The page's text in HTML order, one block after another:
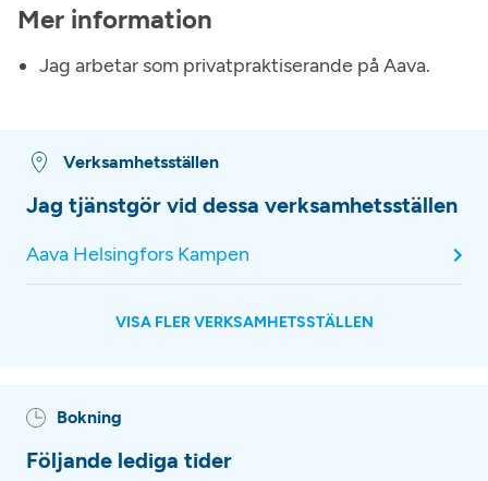
Mer information
Jag arbetar som privatpraktiserande på Aava.
Verksamhetsställen
Jag tjänstgör vid dessa verksamhetsställen
Aava Helsingfors Kampen
VISA FLER VERKSAMHETSSTÄLLEN
Bokning
Följande lediga tider